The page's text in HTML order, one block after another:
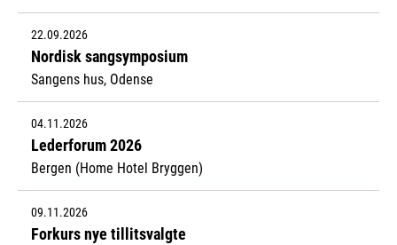
22.09.2026
Nordisk sangsymposium
Sangens hus, Odense
04.11.2026
Lederforum 2026
Bergen (Home Hotel Bryggen)
09.11.2026
Forkurs nye tillitsvalgte